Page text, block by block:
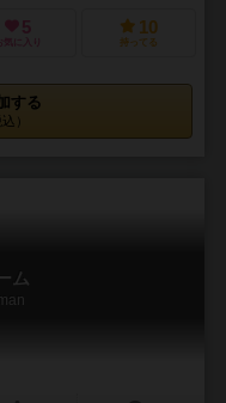
5
お気に入り
10
持ってる
する
）
ム